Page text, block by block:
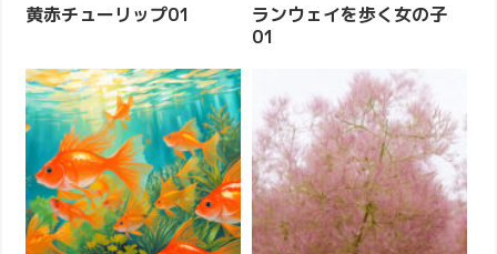
黄赤チューリップ01
ランウェイを歩く女の子
01